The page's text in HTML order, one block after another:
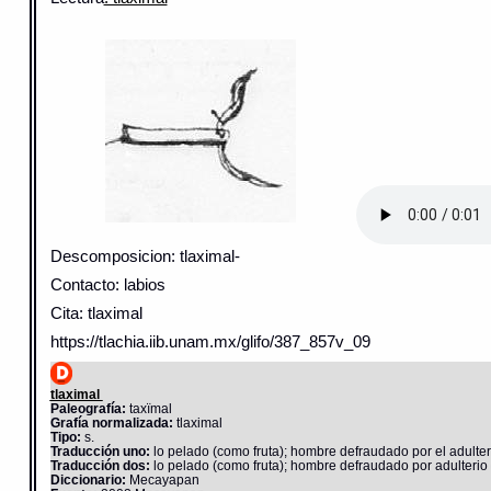
Descomposicion: tlaximal-
Contacto: labios
Cita: tlaximal
https://tlachia.iib.unam.mx/glifo/387_857v_09
tlaximal
Paleografía: taxïmal
Grafía normalizada: tlaximal
Tipo: s.
Traducción uno: lo pelado (como fruta); hombre defraudado por el
Traducción dos: lo pelado (como fruta); hombre defraudado por adulterio
Diccionario: Mecayapan